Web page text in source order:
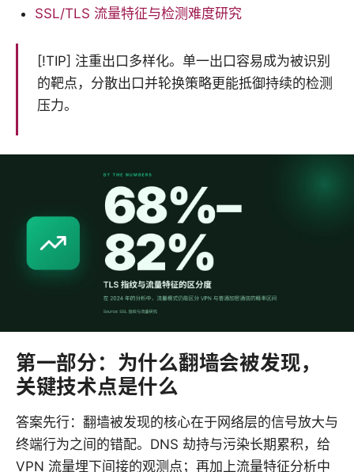
SSL/TLS 流量特征与检测难度研究
[!TIP] 注重出口多样化。单一出口容易成为被识别
的靶点，分散出口并轮换策略更能抵御持续的检测
压力。
第一部分：为什么翻墙会被发现，
关键技术点是什么
答案先行：翻墙被发现的核心在于网络层的信号放大与
终端行为之间的错配。DNS 劫持与污染长期累积，给
VPN 流量埋下间接的观测点；再加上流量特征分析中